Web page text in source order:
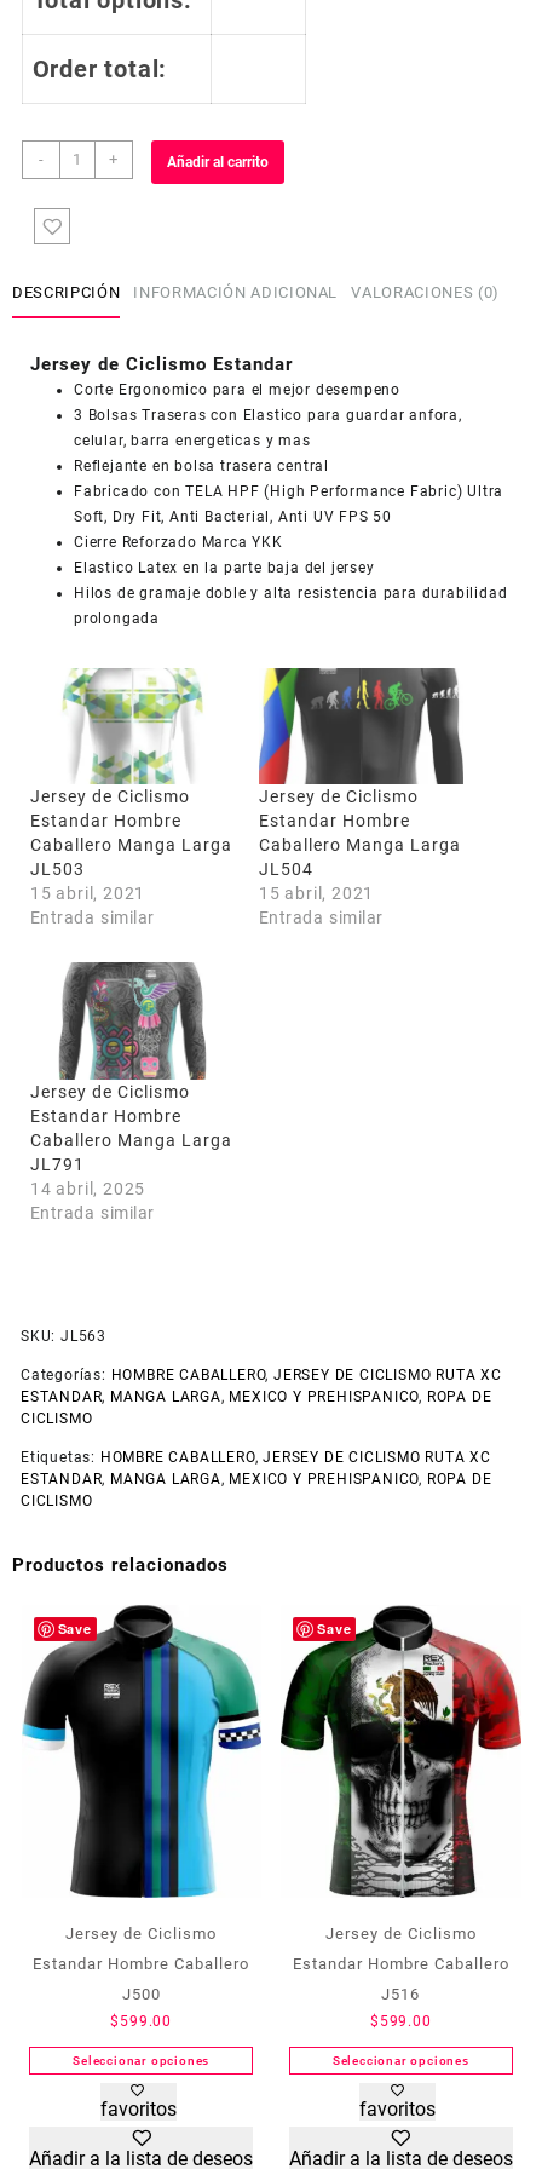
Order total:
-
Jersey
de
Estandar
Caballero
cantidad
+ Añadir al carrito
DESCRIPCIÓN INFORMACIÓN ADICIONAL VALORACIONES (0)
Jersey de Ciclismo Estandar
Corte Ergonomico para el mejor desempeno
3 Bolsas Traseras con Elastico para guardar anfora,
celular, barra energeticas y mas
Reflejante en bolsa trasera central
Fabricado con TELA HPF (High Performance Fabric) Ultra
Soft, Dry Fit, Anti Bacterial, Anti UV FPS 50
Cierre Reforzado Marca YKK
Elastico Latex en la parte baja del jersey
Hilos de gramaje doble y alta resistencia para durabilidad
prolongada
Jersey de Ciclismo
Estandar Hombre
Caballero Manga Larga
JL503
15 abril, 2021
Entrada similar
Jersey de Ciclismo
Estandar Hombre
Caballero Manga Larga
JL504
15 abril, 2021
Entrada similar
Jersey de Ciclismo
Estandar Hombre
Caballero Manga Larga
JL791
14 abril, 2025
Entrada similar
SKU: JL563
Categorías: HOMBRE CABALLERO,JERSEY DE CICLISMO RUTA XC
ESTANDAR, MANGA LARGA, MEXICO Y PREHISPANICO, ROPA DE
CICLISMO
Etiquetas: HOMBRE CABALLERO,JERSEY DE CICLISMO RUTA XC
ESTANDAR, MANGA LARGA, MEXICO Y PREHISPANICO, ROPA DE
CICLISMO
Productos relacionados
Save
Jersey de Ciclismo
Estandar Hombre Caballero
J500
$ 599.00
Seleccionar opciones
Este
producto
tiene
múltiples
favoritos
Añadir a la lista de deseos
Save
Jersey de Ciclismo
Estandar Hombre Caballero
J516
$ 599.00
Seleccionar opciones
Este
producto
tiene
favoritos
Añadir a la lista de deseos
COUPONX0521885405 COPIAR CÓDIGO